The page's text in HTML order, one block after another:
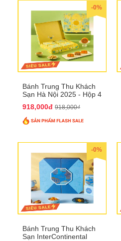
-0%
Bánh Trung Thu Khách
Sạn Hà Nội 2025 - Hộp 4
918,000đ 918,000₫
-0%
Bánh Trung Thu Khách
Sạn InterContinental